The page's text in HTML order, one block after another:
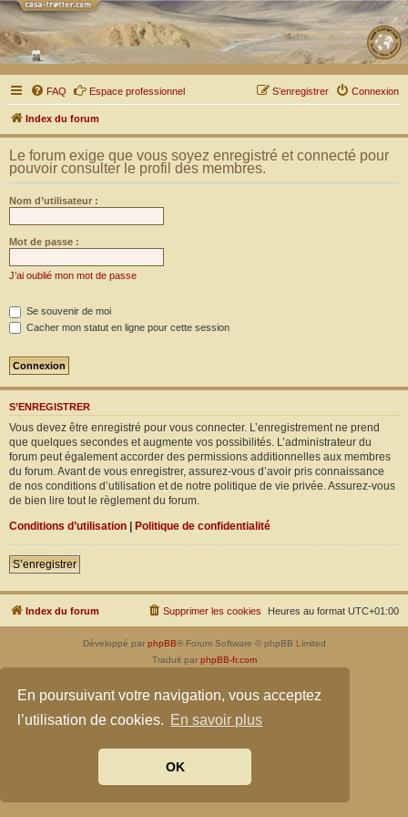
En poursuivant votre navigation, vous acceptez
l’utilisation de cookies. En savoir plus
OK
FAQ Espace professionnel Connexion
S’enregistrer
Index du forum
Le forum exige que vous soyez enregistré et connecté pour
pouvoir consulter le profil des membres.
Nom d’utilisateur :
Mot de passe :
J’ai oublié mon mot de passe
Se souvenir de moi
Cacher mon statut en ligne pour cette session
S’ENREGISTRER
Vous devez être enregistré pour vous connecter. L’enregistrement ne prend
que quelques secondes et augmente vos possibilités. L’administrateur du
forum peut également accorder des permissions additionnelles aux membres
du forum. Avant de vous enregistrer, assurez-vous d’avoir pris connaissance
de nos conditions d’utilisation et de notre politique de vie privée. Assurez-vous
de bien lire tout le règlement du forum.
Conditions d’utilisation | Politique de confidentialité
S’enregistrer
Index du forum Heures au format UTC+01:00
Supprimer les cookies
Développé par phpBB® Forum Software © phpBB Limited
Traduit par phpBB-fr.com